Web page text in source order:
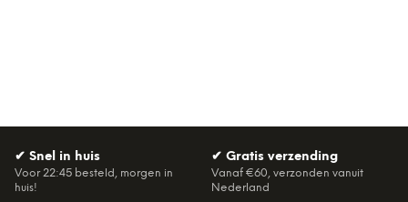
✔ Snel in huis
Voor 22:45 besteld, morgen in
huis!
✔ Gratis verzending
Vanaf €60, verzonden vanuit
Nederland